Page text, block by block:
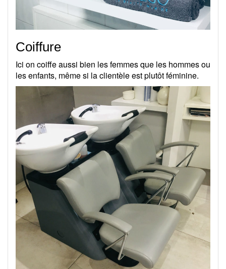
Coiffure
Ici on coiffe aussi bien les femmes que les hommes ou
les enfants, même si la clientèle est plutôt féminine.